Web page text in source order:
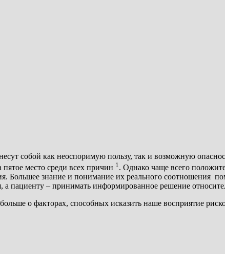
собой как неоспоримую пользу, так и возможную
место среди всех причин 1 . Однако чаще всего
Большее знание и понимание их реального соотношения
– принимать информированное решение
о факторах, способных исказить наше восприятие